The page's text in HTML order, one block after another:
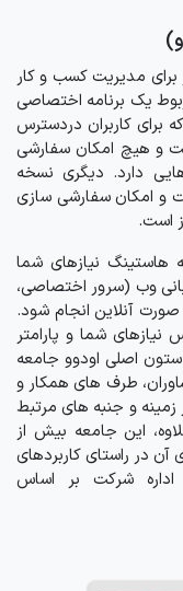
برای مدیریت کسب و کار
یک برنامه اختصاصی
برای کاربران دردسترس
و هیچ امکان سفارشی
دارد. دیگری نسخه
و امکان سفارشی سازی
است.
هاستینگ نیازهای شما
وب (سرور اختصاصی،
آنلاین انجام شود.
نیازهای شما و پارامتر
اصلی اودوو جامعه
طرف های همکار و
و جنبه های مرتبط
علاوه، این جامعه بیش از
آن در راستای کاربردهای
شرکت بر اساس